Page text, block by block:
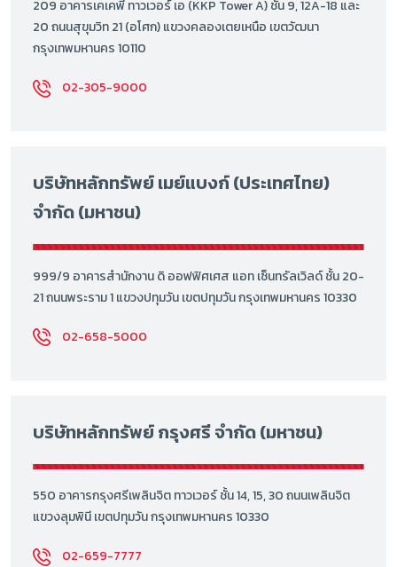
209 อาคารเคเคพี ทาวเวอร์ เอ (KKP Tower A) ชั้น 9, 12A-18 และ
20 ถนนสุขุมวิท 21 (อโศก) แขวงคลองเตยเหนือ เขตวัฒนา
กรุงเทพมหานคร 10110
02-305-9000
บริษัทหลักทรัพย์ เมย์แบงก์ (ประเทศไทย)
จำกัด (มหาชน)
999/9 อาคารสำนักงาน ดิ ออฟฟิศเศส แอท เซ็นทรัลเวิลด์ ชั้น 20-
21 ถนนพระราม 1 แขวงปทุมวัน เขตปทุมวัน กรุงเทพมหานคร 10330
02-658-5000
บริษัทหลักทรัพย์ กรุงศรี จำกัด (มหาชน)
550 อาคารกรุงศรีเพลินจิต ทาวเวอร์ ชั้น 14, 15, 30 ถนนเพลินจิต
แขวงลุมพินี เขตปทุมวัน กรุงเทพมหานคร 10330
02-659-7777